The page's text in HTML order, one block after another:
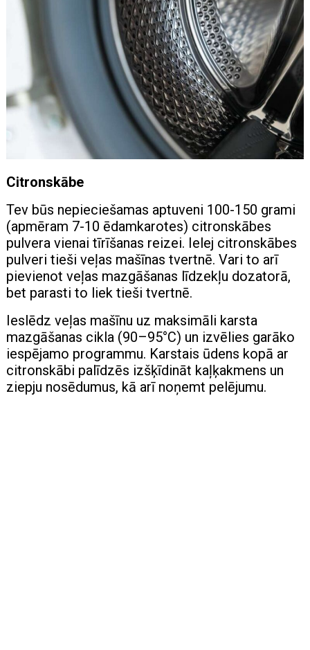
Citronskābe
Tev būs nepieciešamas aptuveni 100-150 grami
(apmēram 7-10 ēdamkarotes) citronskābes
pulvera vienai tīrīšanas reizei. Ielej citronskābes
pulveri tieši veļas mašīnas tvertnē. Vari to arī
pievienot veļas mazgāšanas līdzekļu dozatorā,
bet parasti to liek tieši tvertnē.
Ieslēdz veļas mašīnu uz maksimāli karsta
mazgāšanas cikla (90–95°C) un izvēlies garāko
iespējamo programmu. Karstais ūdens kopā ar
citronskābi palīdzēs izšķīdināt kaļķakmens un
ziepju nosēdumus, kā arī noņemt pelējumu.